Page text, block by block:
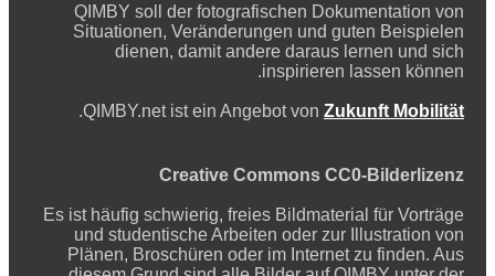
QIMBY soll der fotografischen Dokumentation von
Situationen, Veränderungen und guten Beispielen
dienen, damit andere daraus lernen und sich
inspirieren lassen können.
QIMBY.net ist ein Angebot von Zukunft Mobilität
.
Creative Commons CC0-Bilderlizenz
Es ist häufig schwierig, freies Bildmaterial für Vorträge
und studentische Arbeiten oder zur Illustration von
Plänen, Broschüren oder im Internet zu finden. Aus